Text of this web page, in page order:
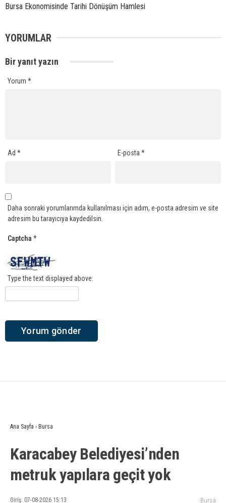
Bursa Ekonomisinde Tarihi Dönüşüm Hamlesi
YORUMLAR
Bir yanıt yazın
Yorum *
Ad * E-posta*
Daha sonraki yorumlarımda kullanılması için adım, e-posta adresim ve site
adresim bu tarayıcıya kaydedilsin.
Captcha *
Type the text displayed above:
Ana Sayfa › Bursa
Karacabey Belediyesi’nden
metruk yapılara geçit yok
Giriş: 07-08-2026 15:13
Bursa